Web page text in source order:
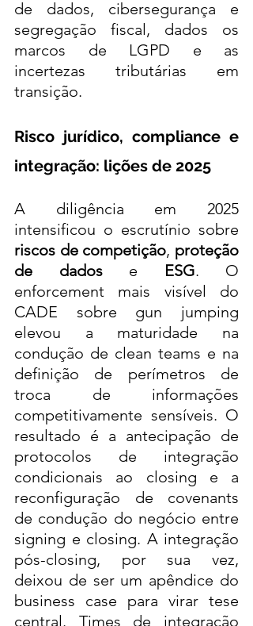
de dados, cibersegurança e
segregação fiscal, dados os
marcos de LGPD e as
incertezas tributárias em
transição.
Risco jurídico, compliance e
integração: lições de 2025
A diligência em 2025
riscos de competição, proteção
de dados e ESG. O
enforcement mais visível do
CADE sobre gun jumping
elevou a maturidade na
condução de clean teams e na
definição de perímetros de
troca de informações
competitivamente sensíveis. O
resultado é a antecipação de
protocolos de integração
condicionais ao closing e a
reconfiguração de covenants
de condução do negócio entre
signing e closing. A integração
pós-closing, por sua vez,
deixou de ser um apêndice do
business case para virar tese
central. Times de integração